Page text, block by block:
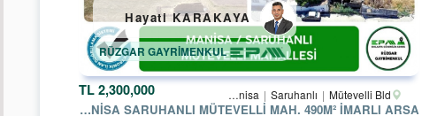
Afyonkarahisar
Ankara
Antalya
2,300,000 TL Manisa Saruhanlı Mütevelli Bld.
MANISA SARUHANLI MÜTEVELLI MAH. 490M² İMARLI ARSA
RÜZGAR GAYRİMENKUL
Hayati KARAKAYA